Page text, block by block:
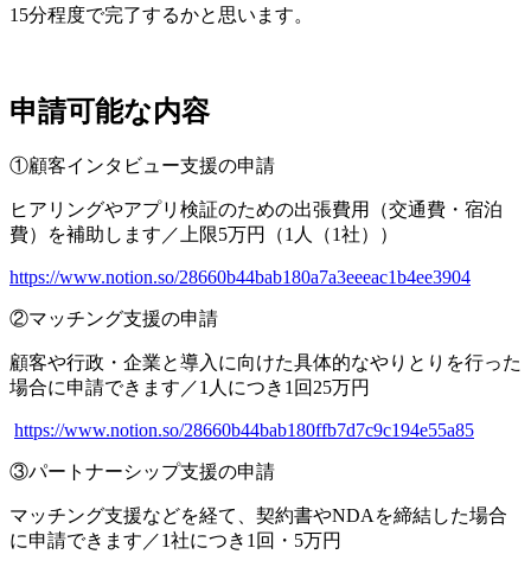
15分程度で完了するかと思います。
申請可能な内容
①顧客インタビュー支援の申請
ヒアリングやアプリ検証のための出張費用（交通費・宿泊
費）を補助します／上限5万円（1人（1社））
https://www.notion.so/28660b44bab180a7a3eeeac1b4ee3904
②マッチング支援の申請
顧客や行政・企業と導入に向けた具体的なやりとりを行った
場合に申請できます／1人につき1回25万円
https://www.notion.so/28660b44bab180ffb7d7c9c194e55a85
③パートナーシップ支援の申請
マッチング支援などを経て、契約書やNDAを締結した場合
に申請できます／1社につき1回・5万円